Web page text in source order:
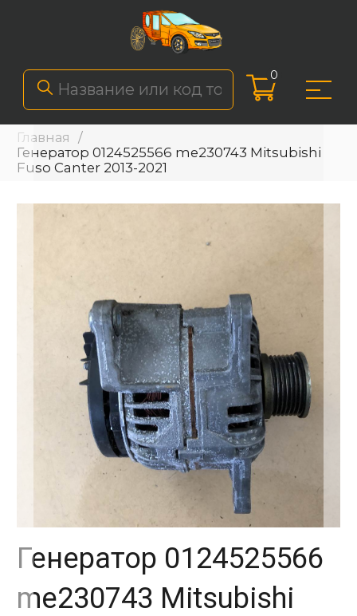
0
Главная
Генератор 0124525566 me230743 Mitsubishi
Fuso Canter 2013-2021
Генератор 0124525566
me230743 Mitsubishi